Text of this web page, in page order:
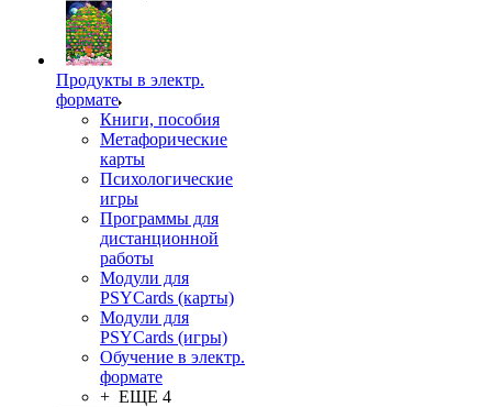
Продукты в электр.
формате
Книги, пособия
Метафорические
карты
Психологические
игры
Программы для
дистанционной
работы
Модули для
PSYCards (карты)
Модули для
PSYCards (игры)
Обучение в электр.
формате
+ ЕЩЕ 4